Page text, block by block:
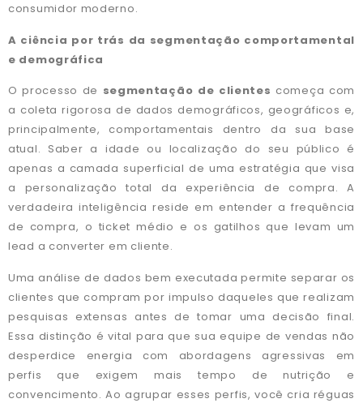
consumidor moderno.
A ciência por trás da segmentação comportamental
e demográfica
O processo de segmentação de clientes começa com
a coleta rigorosa de dados demográficos, geográficos e,
principalmente, comportamentais dentro da sua base
atual. Saber a idade ou localização do seu público é
apenas a camada superficial de uma estratégia que visa
a personalização total da experiência de compra. A
verdadeira inteligência reside em entender a frequência
de compra, o ticket médio e os gatilhos que levam um
lead a converter em cliente.
Uma análise de dados bem executada permite separar os
clientes que compram por impulso daqueles que realizam
pesquisas extensas antes de tomar uma decisão final.
Essa distinção é vital para que sua equipe de vendas não
desperdice energia com abordagens agressivas em
perfis que exigem mais tempo de nutrição e
convencimento. Ao agrupar esses perfis, você cria réguas